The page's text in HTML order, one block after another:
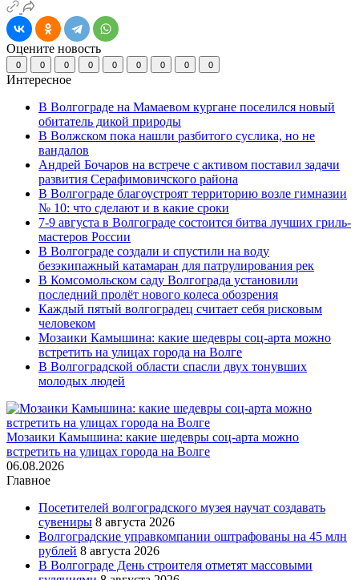
Оцените новость
0 0 0 0 0 0 0 0 0
Интересное
В Волгограде на Мамаевом кургане поселился новый
обитатель дикой природы
В Волжском пока нашли разбитого суслика, но не
вандалов
Андрей Бочаров на встрече с активом поставил задачи
развития Серафимовичского района
В Волгограде благоустроят территорию возле гимназии
№ 10: что сделают и в какие сроки
7-9 августа в Волгограде состоится битва лучших гриль-
мастеров России
В Волгограде создали и спустили на воду
безэкипажный катамаран для патрулирования рек
В Комсомольском саду Волгограда установили
последний пролёт нового колеса обозрения
Каждый пятый волгоградец считает себя рисковым
человеком
Мозаики Камышина: какие шедевры соц-арта можно
встретить на улицах города на Волге
В Волгоградской области спасли двух тонувших
молодых людей
Мозаики Камышина: какие шедевры соц-арта можно
встретить на улицах города на Волге
06.08.2026
Главное
Посетителей волгоградского музея научат создавать
сувениры 8 августа 2026
Волгоградские управкомпании оштрафованы на 45 млн
рублей 8 августа 2026
В Волгограде День строителя отметят массовыми